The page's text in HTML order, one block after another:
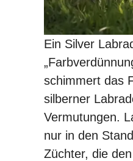
Ein Silver
schimmert das
silberner
Vermutungen.
nur in den
Züchter, die